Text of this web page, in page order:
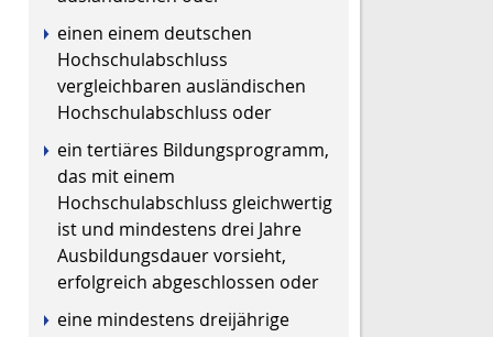
einen einem deutschen
Hochschulabschluss
vergleichbaren ausländischen
Hochschulabschluss oder
ein tertiäres Bildungsprogramm,
das mit einem
Hochschulabschluss gleichwertig
ist und mindestens drei Jahre
Ausbildungsdauer vorsieht,
erfolgreich abgeschlossen oder
eine mindestens dreijährige